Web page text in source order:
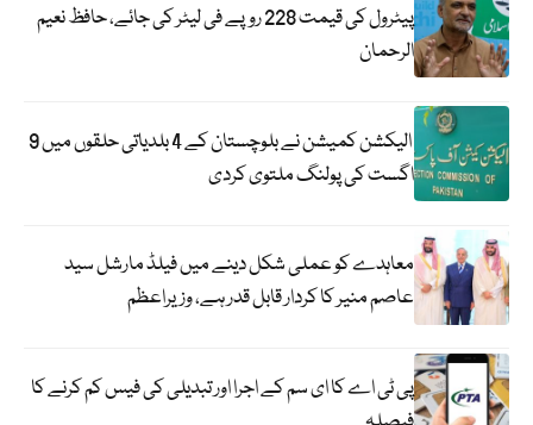
پیٹرول کی قیمت 228 روپے فی لیٹر کی جائے، حافظ نعیم
الرحمان
الیکشن کمیشن نے بلوچستان کے 4 بلدیاتی حلقوں میں 9
اگست کی پولنگ ملتوی کردی
معاہدے کو عملی شکل دینے میں فیلڈ مارشل سید
عاصم منیر کا کردار قابل قدر ہے، وزیراعظم
پی ٹی اے کا ای سم کے اجرا اور تبدیلی کی فیس کم کرنے کا